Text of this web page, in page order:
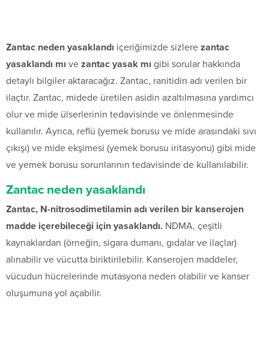
Zantac neden yasaklandı içeriğimizde sizlere zantac
yasaklandı mı ve zantac yasak mı gibi sorular hakkında
detaylı bilgiler aktaracağız. Zantac, ranitidin adı verilen bir
ilaçtır. Zantac, midede üretilen asidin azaltılmasına yardımcı
olur ve mide ülserlerinin tedavisinde ve önlenmesinde
kullanılır. Ayrıca, reflü (yemek borusu ve mide arasındaki sıvı
çıkışı) ve mide ekşimesi (yemek borusu iritasyonu) gibi mide
ve yemek borusu sorunlarının tedavisinde de kullanılabilir.
Zantac neden yasaklandı
Zantac, N-nitrosodimetilamin adı verilen bir kanserojen
madde içerebileceği için yasaklandı. NDMA, çeşitli
kaynaklardan (örneğin, sigara dumanı, gıdalar ve ilaçlar)
alınabilir ve vücutta biriktirilebilir. Kanserojen maddeler,
vücudun hücrelerinde mutasyona neden olabilir ve kanser
oluşumuna yol açabilir.